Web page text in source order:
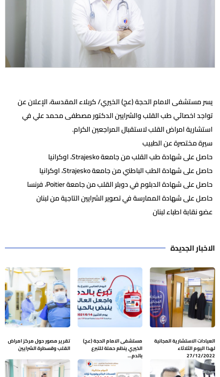
يسر مستشفى الامام الحجة (عج) الخيري/ كربلاء المقدسة، الإعلان عن
تواجد اخصائي طب القلب والشرايين الدكتور مصطفى محمد علي في
استشارية امراض القلب لاستقبال المراجعين الكرام.
سيرة مختصرة عن الطبيب
حاصل على شهادة طب القلب من جامعة Strajesko، اوكرانيا
حاصل على شهادة الطب الباطني من جامعة Strajesko، اوكرانيا
حاصل على شهادة الدبلوم في دوبلر القلب من جامعة Poitier، فرنسا
حاصل على شهادة الممارسة في تصوير الشرايين التاجية من لبنان
عضو نقابة اطباء لبنان
الاخبار الجديدة
العيادات الاستشارية المجانية
لهذا اليوم الثلاثاء
27/12/2022
مستشفى الامام الحجة (عج)
الخيري ينظم حملة للتبرع
بالدم…
تقرير مصور حول مركز امراض
القلب وقسطرة الشرايين